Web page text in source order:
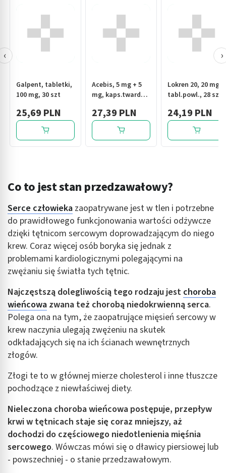
Galpent, tabletki,
100 mg, 30 szt
25,69 PLN
Acebis, 5 mg + 5
mg, kaps.twarde,
27,39 PLN
Lokren 20, 20 mg,
tabl.powl., 28 szt
24,19 PLN
‹ ›
Co to jest stan przedzawałowy?
Serce człowieka zaopatrywane jest w tlen i potrzebne
do prawidłowego funkcjonowania wartości odżywcze
dzięki tętnicom sercowym doprowadzającym do niego
krew. Coraz więcej osób boryka się jednak z
problemami kardiologicznymi polegającymi na
zwężaniu się światła tych tętnic.
Najczęstszą dolegliwością tego rodzaju jest choroba
wieńcowa zwana też chorobą niedokrwienną serca.
Polega ona na tym, że zaopatrujące mięsień sercowy w
krew naczynia ulegają zwężeniu na skutek
odkładających się na ich ścianach wewnętrznych
złogów.
Złogi te to w głównej mierze cholesterol i inne tłuszcze
pochodzące z niewłaściwej diety.
Nieleczona choroba wieńcowa postępuje, przepływ
krwi w tętnicach staje się coraz mniejszy, aż
dochodzi do częściowego niedotlenienia mięśnia
sercowego. Wówczas mówi się o dławicy piersiowej lub
- powszechniej - o stanie przedzawałowym.